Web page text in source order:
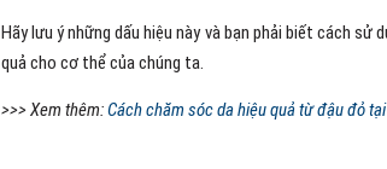
Hãy lưu ý những dấu hiệu này và bạn phải biết cách
quả cho cơ thể của chúng ta.
>>> Xem thêm:Cách chăm sóc da hiệu quả từ đậu đỏ